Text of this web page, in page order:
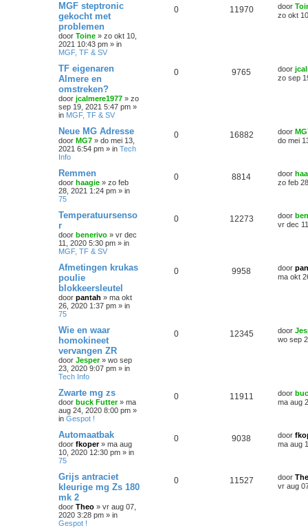
MGF steptronic
gekocht met
problemen
door Toine » zo okt 10,
2021 10:43 pm » in
MGF, TF & SV
0 11970 door
zo okt
TF eigenaren
Almere en
omstreken?
door jcalmere1977 » zo
sep 19, 2021 5:47 pm »
in MGF, TF & SV
0 9765 door
zo sep
Neue MG Adresse
door MG7 » do mei 13,
2021 6:54 pm » in Tech
Info
0 16882 door
do mei
Remmen
door haagie » zo feb
28, 2021 1:24 pm » in
75
0 8814 door
zo feb
Temperatuursenso
r
door benerivo » vr dec
11, 2020 5:30 pm » in
MGF, TF & SV
0 12273 door
vr dec
Afmetingen krukas
poulie
blokkeersleutel
door pantah » ma okt
26, 2020 1:37 pm » in
75
0 9958 door
ma okt
Wie en waar
homokineet
vervangen ZR
door Jesper» wo sep
23, 2020 9:07 pm » in
Tech Info
0 12345 door
wo sep
Zwarte mg zs
door buck Futter» ma
aug 24, 2020 8:00 pm »
in Gespot !
0 11911 door
ma aug
Automaatbak
door fkoper» ma aug
10, 2020 12:30 pm » in
75
0 9038 door
ma aug
Grijs antraciet
kleurige mg Zs 180
mk 2
door Theo » vr aug 07,
2020 3:28 pm » in
Gespot !
0 11527 door
vr aug